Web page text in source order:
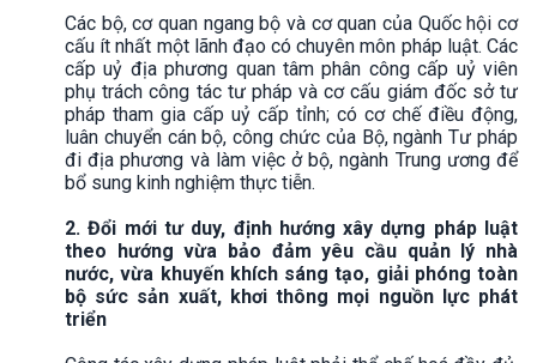
Các bộ, cơ quan ngang bộ và cơ quan của Quốc hội cơ
cấu ít nhất một lãnh đạo có chuyên môn pháp luật. Các
cấp uỷ địa phương quan tâm phân công cấp uỷ viên
phụ trách công tác tư pháp và cơ cấu giám đốc sở tư
pháp tham gia cấp uỷ cấp tỉnh; có cơ chế điều động,
luân chuyển cán bộ, công chức của Bộ, ngành Tư pháp
đi địa phương và làm việc ở bộ, ngành Trung ương để
bổ sung kinh nghiệm thực tiễn.
2. Đổi mới tư duy, định hướng xây dựng pháp luật
theo hướng vừa bảo đảm yêu cầu quản lý nhà
nước, vừa khuyến khích sáng tạo, giải phóng toàn
bộ sức sản xuất, khơi thông mọi nguồn lực phát
triển